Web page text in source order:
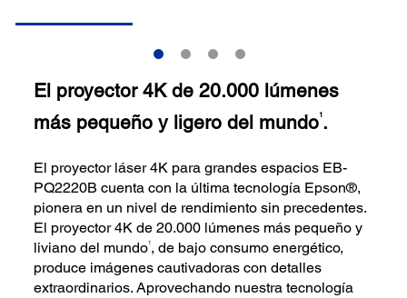
El proyector 4K de 20.000 lúmenes
más pequeño y ligero del mundo1 .
El proyector láser 4K para grandes espacios EB-
PQ2220B cuenta con la última tecnología Epson®,
pionera en un nivel de rendimiento sin precedentes.
El proyector 4K de 20.000 lúmenes más pequeño y
liviano del mundo1, de bajo consumo energético,
produce imágenes cautivadoras con detalles
extraordinarios. Aprovechando nuestra tecnología